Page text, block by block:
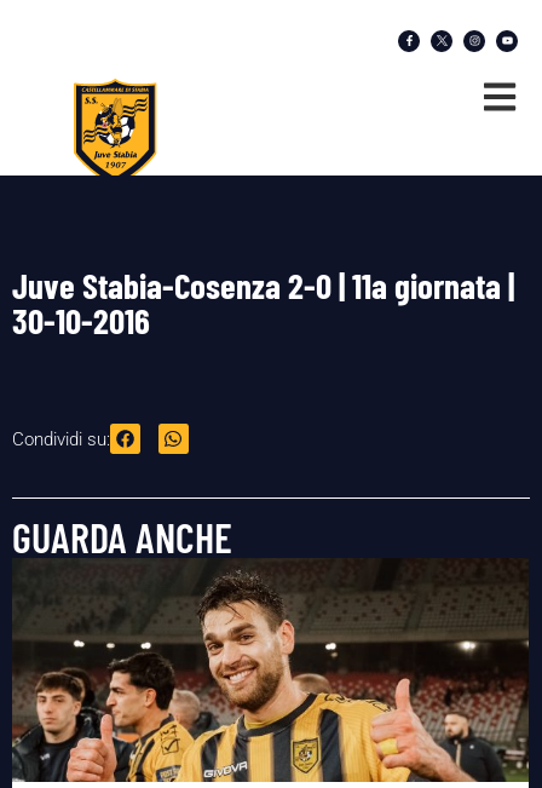
Juve Stabia-Cosenza 2-0 | 11a giornata |
30-10-2016
Condividi su:
GUARDA ANCHE